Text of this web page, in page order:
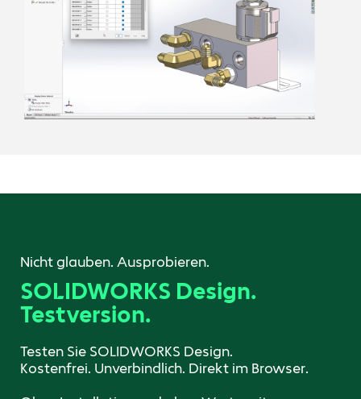
Nicht glauben. Ausprobieren.
SOLIDWORKS Design.
Testversion.
Testen Sie SOLIDWORKS Design.
Kostenfrei. Unverbindlich. Direkt im Browser.